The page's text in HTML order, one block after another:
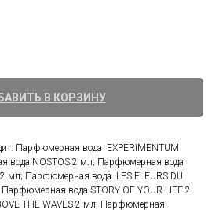
В КОРЗИНУ
Парфюмерная вода EXPERIMENTUM
вода NOSTOS 2 мл; Парфюмерная вода
мл; Парфюмерная вода LES FLEURS DU
вода STORY OF YOUR LIFE 2
THE WAVES 2 мл; Парфюмерная